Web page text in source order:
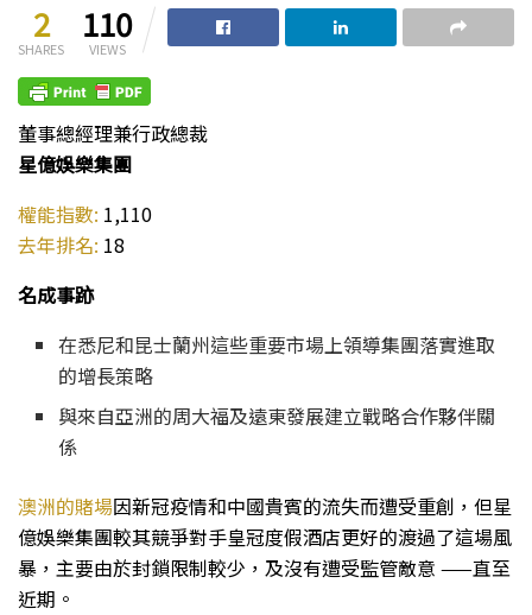
2
SHARES
110
VIEWS
董事總經理兼行政總裁
星億娛樂集團
權能指數: 1,110
去年排名: 18
名成事跡
在悉尼和昆士蘭州這些重要市場上領導集團落實進取
的增長策略
與來自亞洲的周大福及遠東發展建立戰略合作夥伴關
係
澳洲的賭場因新冠疫情和中國貴賓的流失而遭受重創，但星
億娛樂集團較其競爭對手皇冠度假酒店更好的渡過了這場風
暴，主要由於封鎖限制較少，及沒有遭受監管敵意 ——直至
近期。